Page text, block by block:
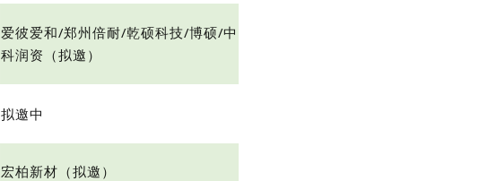
爱彼爱和/郑州倍耐/乾硕科技/博硕/中
科润资（拟邀）
拟邀中
宏柏新材（拟邀）